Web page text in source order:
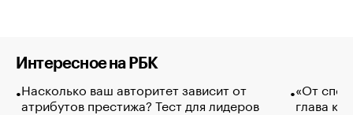
Интересное на РБК
Насколько ваш авторитет зависит от
атрибутов престижа? Тест для лидеров
«От
глава